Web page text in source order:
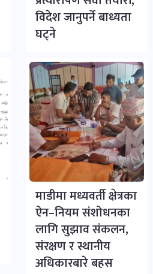
विदेश जानुपर्ने बाध्यता
घट्ने
माडीमा मध्यवर्ती क्षेत्रका
ऐन–नियम संशोधनका
लागि सुझाव संकलन,
संरक्षण र स्थानीय
अधिकारबारे बहस